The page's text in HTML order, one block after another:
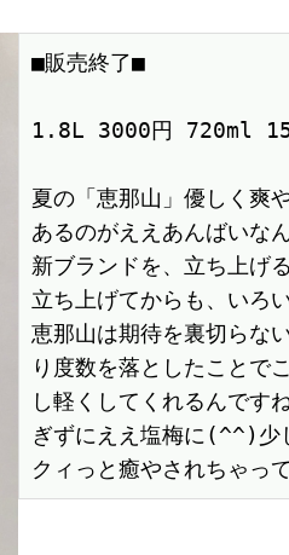
■販売終了■
1.8L 3000円 720ml
夏の「恵那山」優しく爽
あるのがええあんばいな
新ブランドを、立ち上げ
立ち上げてからも、いろ
恵那山は期待を裏切らな
り度数を落としたことで
し軽くしてくれるんです
ぎずにええ塩梅に(^^)少
クィっと癒やされちゃっ